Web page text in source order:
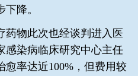
降。
物此次也经谈判进入医
感染病临床研究中心主任
愈率达近100%，但费用较